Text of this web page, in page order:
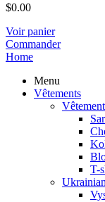
$0.00
Voir panier
Commander
Home
Menu
Vêtements
T-